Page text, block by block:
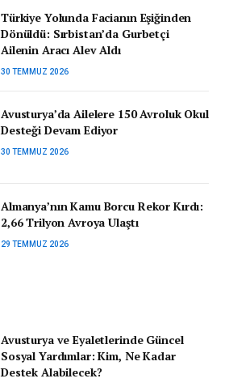
Türkiye Yolunda Facianın Eşiğinden
Dönüldü: Sırbistan’da Gurbetçi
Ailenin Aracı Alev Aldı
30 TEMMUZ 2026
Avusturya’da Ailelere 150 Avroluk Okul
Desteği Devam Ediyor
30 TEMMUZ 2026
Almanya’nın Kamu Borcu Rekor Kırdı:
2,66 Trilyon Avroya Ulaştı
29 TEMMUZ 2026
Avusturya ve Eyaletlerinde Güncel
Sosyal Yardımlar: Kim, Ne Kadar
Destek Alabilecek?